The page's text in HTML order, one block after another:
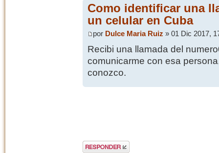
Como identificar una
un celular en Cuba
por Dulce Maria Ruiz » 01 Dic 2017,
Recibi una llamada del
comunicarme con esa
conozco.
Publicar una
respuesta